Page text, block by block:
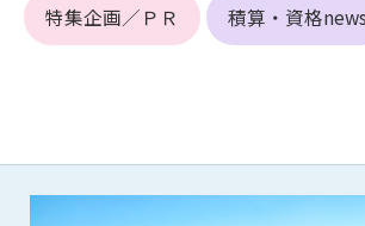
特集企画／ＰＲ 積算・資格news
1. 会員は申込の際に管理者が発行したIDおよ
用および管理について責任を負うものとし